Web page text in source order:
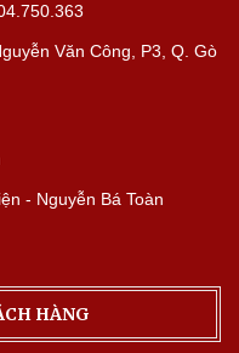
Văn Công, P3, Q. Gò
- Nguyễn Bá Toàn
HÀNG